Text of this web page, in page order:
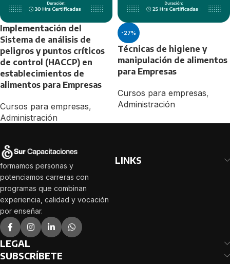
Implementación del
Sistema de análisis de
peligros y puntos críticos
de control (HACCP) en
establecimientos de
alimentos para Empresas
Cursos para empresas,
Administración
-27%
Técnicas de higiene y
manipulación de alimentos
para Empresas
Cursos para empresas,
Administración
formamos personas y
potenciamos carreras con
programas que combinan
experiencia, calidad y vocación
por enseñar.
LINKS
LEGAL
SUBSCRÍBETE